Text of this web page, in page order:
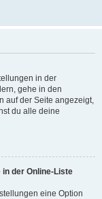
in der
gehe in den
auf der Seite angezeigt,
du alle deine
der Online-Liste
eine Option